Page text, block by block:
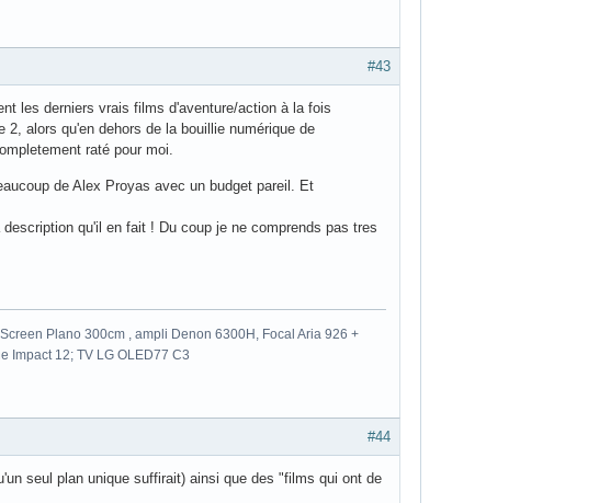
#43
les derniers vrais films d'aventure/action à la fois
alors qu'en dehors de la bouillie numérique de
raté pour moi.
de Alex Proyas avec un budget pareil. Et
qu'il en fait ! Du coup je ne comprends pas tres
Plano 300cm , ampli Denon 6300H, Focal Aria 926 +
Impact 12; TV LG OLED77 C3
#44
seul plan unique suffirait) ainsi que des "films qui ont de